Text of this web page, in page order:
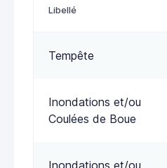
Libellé
Tempête
Inondations et/ou
Coulées de Boue